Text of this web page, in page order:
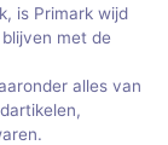
is Primark wijd
met de
alles van